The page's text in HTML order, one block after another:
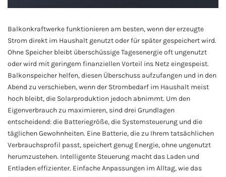
Balkonkraftwerke funktionieren am besten, wenn der erzeugte
Strom direkt im Haushalt genutzt oder für später gespeichert wird.
Ohne Speicher bleibt überschüssige Tagesenergie oft ungenutzt
oder wird mit geringem finanziellen Vorteil ins Netz eingespeist.
Balkonspeicher helfen, diesen Überschuss aufzufangen und in den
Abend zu verschieben, wenn der Strombedarf im Haushalt meist
hoch bleibt, die Solarproduktion jedoch abnimmt. Um den
Eigenverbrauch zu maximieren, sind drei Grundlagen
entscheidend: die Batteriegröße, die Systemsteuerung und die
täglichen Gewohnheiten. Eine Batterie, die zu Ihrem tatsächlichen
Verbrauchsprofil passt, speichert genug Energie, ohne ungenutzt
herumzustehen. Intelligente Steuerung macht das Laden und
Entladen effizienter. Einfache Anpassungen im Alltag, wie das